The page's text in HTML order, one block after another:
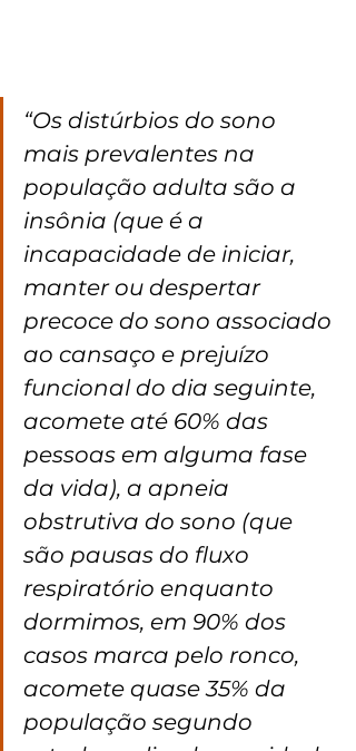
“Os distúrbios do sono
mais prevalentes na
população adulta são a
insônia (que é a
incapacidade de iniciar,
manter ou despertar
precoce do sono associado
ao cansaço e prejuízo
funcional do dia seguinte,
acomete até 60% das
pessoas em alguma fase
da vida), a apneia
obstrutiva do sono (que
são pausas do fluxo
respiratório enquanto
dormimos, em 90% dos
casos marca pelo ronco,
acomete quase 35% da
população segundo